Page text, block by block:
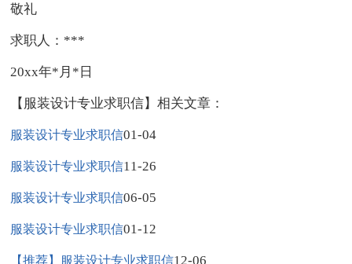
敬礼
求职人：***
20xx年*月*日
【服装设计专业求职信】相关文章：
服装设计专业求职信01-04
服装设计专业求职信11-26
服装设计专业求职信06-05
服装设计专业求职信01-12
【推荐】服装设计专业求职信12-06